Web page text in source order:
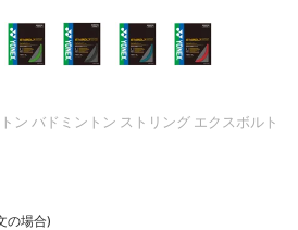
ン バドミントン ストリング エクスボルト
の場合)